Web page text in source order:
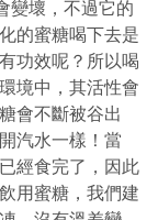
變壞，不過它的
的蜜糖喝下去是
功效呢？所以喝
境中，其活性會
會不斷被谷出
汽水一樣！當
經食完了，因此
用蜜糖，我們建